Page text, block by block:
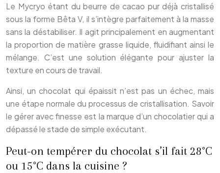
Le Mycryo étant du beurre de cacao pur déjà cristallisé
sous la forme Bêta V, il s’intègre parfaitement à la masse
sans la déstabiliser. Il agit principalement en augmentant
la proportion de matière grasse liquide, fluidifiant ainsi le
mélange. C’est une solution élégante pour ajuster la
texture en cours de travail.
Ainsi, un chocolat qui épaissit n’est pas un échec, mais
une étape normale du processus de cristallisation. Savoir
le gérer avec finesse est la marque d’un chocolatier qui a
dépassé le stade de simple exécutant.
Peut-on tempérer du chocolat s’il fait 28°C
ou 15°C dans la cuisine ?